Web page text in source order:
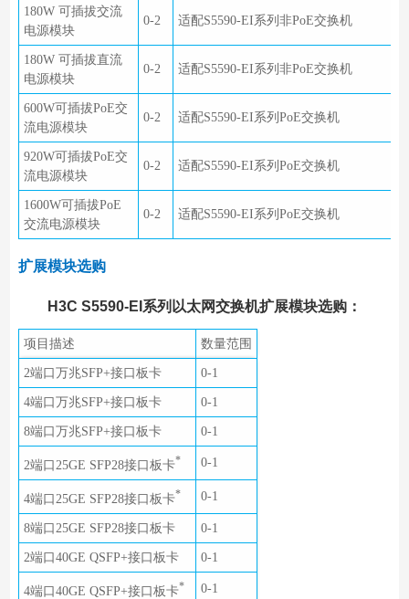
180W 可插拔交流
电源模块
0-2 适配S5590-EI系列非PoE交换机
180W 可插拔直流
电源模块
0-2 适配S5590-EI系列非PoE交换机
600W可插拔PoE交
流电源模块
0-2 适配S5590-EI系列PoE交换机
920W可插拔PoE交
流电源模块
0-2 适配S5590-EI系列PoE交换机
1600W可插拔PoE
交流电源模块
0-2 适配S5590-EI系列PoE交换机
扩展模块选购
H3C S5590-EI系列以太网交换机扩展模块选购：
项目描述 数量范围
2端口万兆SFP+接口板卡 0-1
4端口万兆SFP+接口板卡 0-1
8端口万兆SFP+接口板卡 0-1
2端口25GE SFP28接口板卡* 0-1
4端口25GE SFP28接口板卡* 0-1
8端口25GE SFP28接口板卡 0-1
2端口40GE QSFP+接口板卡 0-1
4端口40GE QSFP+接口板卡* 0-1